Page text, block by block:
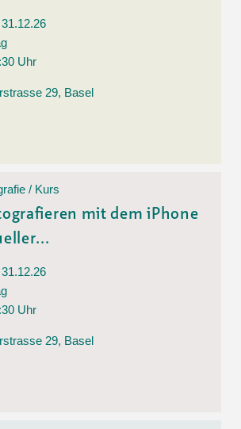
Uhr
29, Basel
/ Kurs
mit dem iPhone
Uhr
29, Basel